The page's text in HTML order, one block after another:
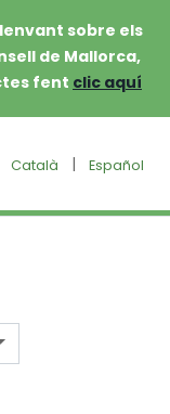
sobre els
de Mallorca,
fent clic aquí
Català | Español